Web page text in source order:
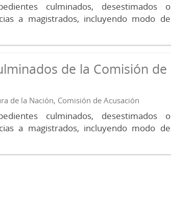
culminados, desestimados o
a magistrados, incluyendo modo de
de la Comisión de
de la Nación, Comisión de Acusación
culminados, desestimados o
a magistrados, incluyendo modo de